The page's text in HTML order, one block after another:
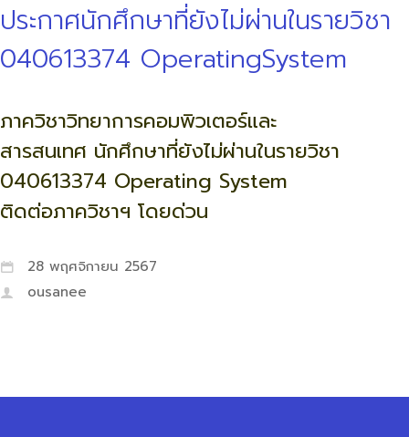
ประกาศนักศึกษาที่ยังไม่ผ่านในรายวิชา
040613374 OperatingSystem
ภาควิชาวิทยาการคอมพิวเตอร์และ
สารสนเทศ นักศึกษาที่ยังไม่ผ่านในรายวิชา
040613374 Operating System
ติดต่อภาควิชาฯ โดยด่วน
28 พฤศจิกายน 2567
ousanee